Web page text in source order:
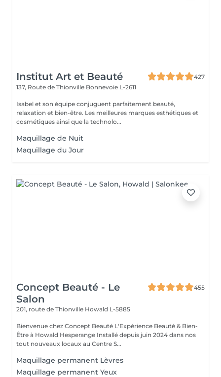
Institut Art et Beauté
427
137, Route de Thionville Bonnevoie L-2611
Isabel et son équipe conjuguent parfaitement beauté,
relaxation et bien-être. Les meilleures marques esthétiques et
cosmétiques ainsi que la technolo...
Maquillage de Nuit
Maquillage du Jour
Concept Beauté - Le
Salon
455
201, route de Thionville Howald L-5885
Bienvenue chez Concept Beauté L'Expérience Beauté & Bien-
Être à Howald Hesperange Installé depuis juin 2024 dans nos
tout nouveaux locaux au Centre S...
Maquillage permanent Lèvres
Maquillage permanent Yeux